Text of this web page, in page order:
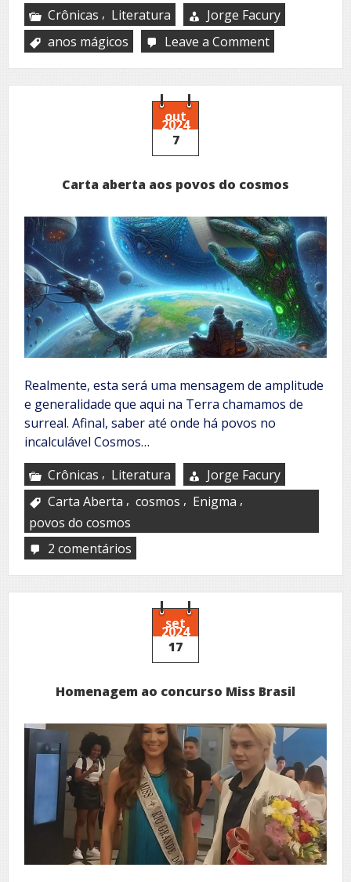
Crônicas , Literatura
Jorge Facury
anos mágicos
Leave a Commenton
garrafa
mágica
out
2024
7
Carta aberta aos povos do cosmos
Realmente, esta será uma mensagem de amplitude
e generalidade que aqui na Terra chamamos de
surreal. Afinal, saber até onde há povos no
incalculável Cosmos…
Crônicas , Literatura
Jorge Facury
Carta Aberta , cosmos , Enigma ,
povos do cosmos
2 comentários
aberta
aos
povos
cosmos
set
2024
17
Homenagem ao concurso Miss Brasil